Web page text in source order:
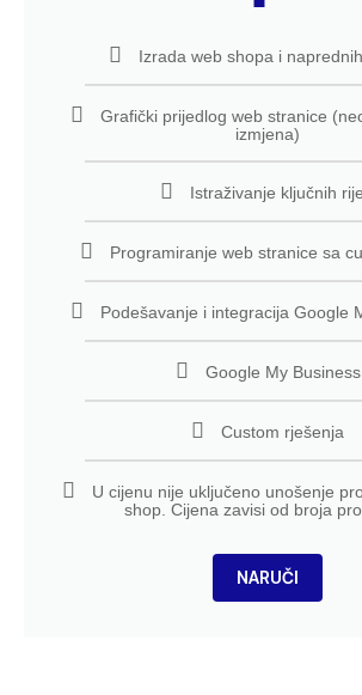
Izrada web shopa i
Grafički prijedlog web stranice
izmjena)
Istraživanje ključnih
Programiranje web stranice sa
Podešavanje i integracija Google
Google My Business
Custom rješenja
U cijenu nije uključeno unošenje
shop. Cijena zavisi od broja
NARUČI